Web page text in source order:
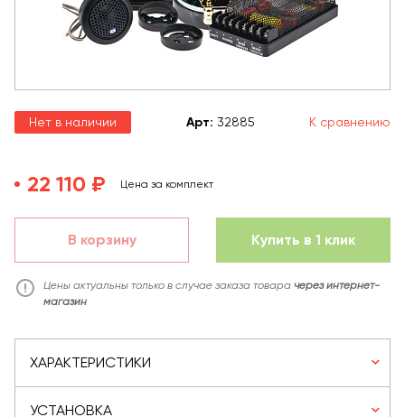
Нет в наличии Арт: 32885 К сравнению
22 110 ₽ Цена за комплект
В корзину Купить в 1 клик
Цены актуальны только в случае заказа товара через интернет-
магазин
ХАРАКТЕРИСТИКИ
УСТАНОВКА